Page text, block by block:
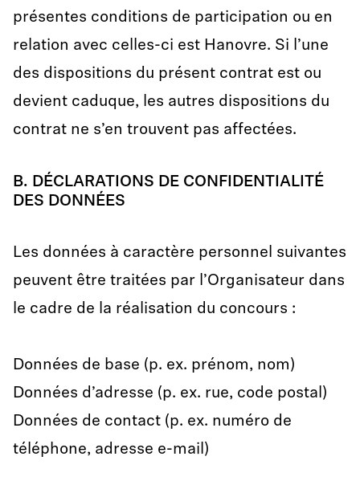
présentes conditions de participation ou en
relation avec celles-ci est Hanovre. Si l’une
des dispositions du présent contrat est ou
devient caduque, les autres dispositions du
contrat ne s’en trouvent pas affectées.
B. DÉCLARATIONS DE CONFIDENTIALITÉ
DES DONNÉES
Les données à caractère personnel suivantes
peuvent être traitées par l’Organisateur dans
le cadre de la réalisation du concours :
Données de base (p. ex. prénom, nom)
Données d’adresse (p. ex. rue, code postal)
Données de contact (p. ex. numéro de
téléphone, adresse e-mail)